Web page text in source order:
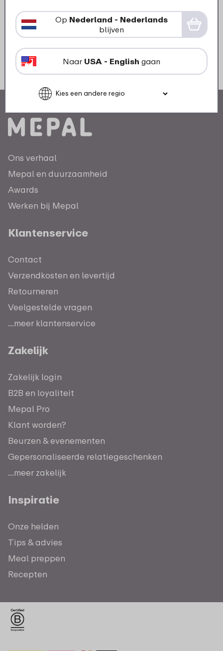
Ons verhaal
Mepal en duurzaamheid
Awards
Werken bij Mepal
Klantenservice
Contact
Verzendkosten en levertijd
Retourneren
Veelgestelde vragen
...meer klantenservice
Zakelijk
Zakelijk login
B2B en loyaliteit
Mepal Pro
Klant worden?
Beurzen & evenementen
Gepersonaliseerde relatiegeschenken
...meer zakelijk
Inspiratie
Onze helden
Tips & advies
Meal preppen
Recepten
Op Nederland - Nederlands
blijven
Naar USA - English gaan